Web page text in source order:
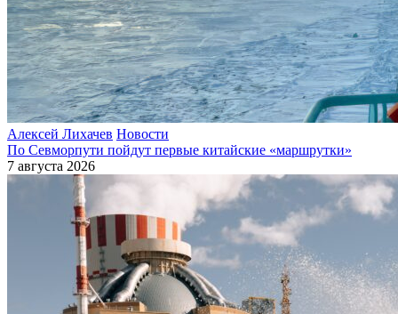
Алексей Лихачев Новости
По Севморпути пойдут первые китайские «маршрутки»
7 августа 2026